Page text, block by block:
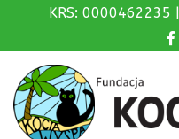
KRS: 0000462235 |